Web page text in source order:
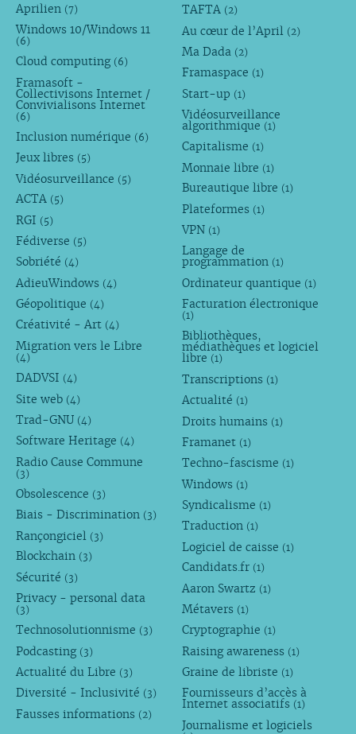
Aprilien (7)
Windows 10/Windows 11
(6)
Cloud computing (6)
Framasoft -
Collectivisons Internet /
Convivialisons Internet
(6)
Inclusion numérique (6)
Jeux libres (5)
Vidéosurveillance (5)
ACTA (5)
RGI (5)
Fédiverse (5)
Sobriété (4)
AdieuWindows (4)
Géopolitique (4)
Créativité - Art (4)
Migration vers le Libre
(4)
DADVSI (4)
Site web (4)
Trad-GNU (4)
Software Heritage (4)
Radio Cause Commune
(3)
Obsolescence (3)
Biais - Discrimination (3)
Rançongiciel (3)
Blockchain (3)
Sécurité (3)
Privacy - personal data
(3)
Technosolutionnisme (3)
Podcasting (3)
Actualité du Libre (3)
Diversité - Inclusivité (3)
Fausses informations (2)
TAFTA (2)
Au cœur de l’April (2)
Ma Dada (2)
Framaspace (1)
Start-up (1)
Vidéosurveillance
algorithmique (1)
Capitalisme (1)
Monnaie libre (1)
Bureautique libre (1)
Plateformes (1)
VPN (1)
Langage de
programmation (1)
Ordinateur quantique (1)
Facturation électronique
(1)
Bibliothèques,
médiathèques et logiciel
libre (1)
Transcriptions (1)
Actualité (1)
Droits humains (1)
Framanet (1)
Techno-fascisme (1)
Windows (1)
Syndicalisme (1)
Traduction (1)
Logiciel de caisse (1)
Candidats.fr (1)
Aaron Swartz (1)
Métavers (1)
Cryptographie (1)
Raising awareness (1)
Graine de libriste (1)
Fournisseurs d’accès à
Internet associatifs (1)
Journalisme et logiciels